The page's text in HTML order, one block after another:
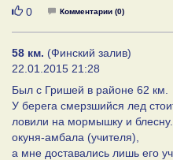
Нравится
0 Комментарии (0)
58 км. (Финский залив)
22.01.2015 21:28
Был с Гришей в районе 62 км.
У берега смерзшийся лед
ловили на мормышку и
окуня-амбала (учителя),
а мне доставались лишь его